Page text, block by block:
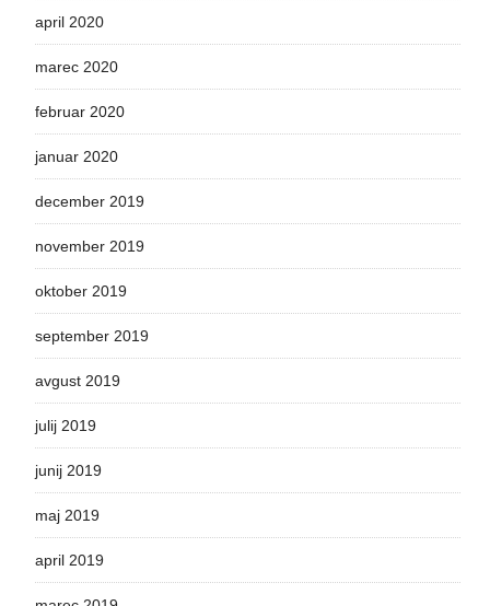
april 2020
marec 2020
februar 2020
januar 2020
december 2019
november 2019
oktober 2019
september 2019
avgust 2019
julij 2019
junij 2019
maj 2019
april 2019